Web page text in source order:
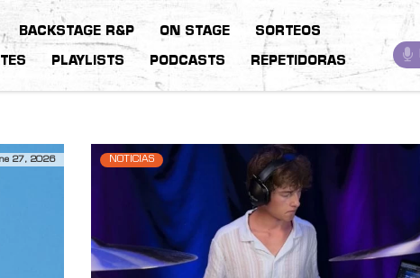
BACKSTAGE R&P ON STAGE SORTEOS
PLAYLISTS PODCASTS REPETIDORAS
27, 2026 NOTICIAS